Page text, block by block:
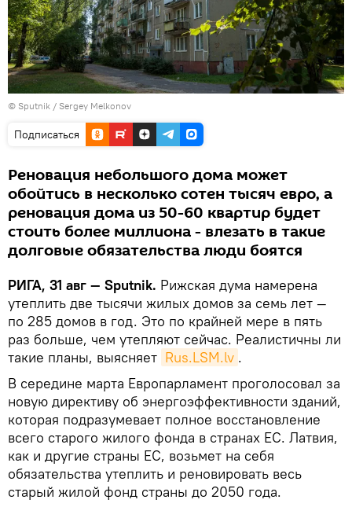
© Sputnik / Sergey Melkonov
Подписаться
Реновация небольшого дома может
обойтись в несколько сотен тысяч евро, а
реновация дома из 50-60 квартир будет
стоить более миллиона - влезать в такие
долговые обязательства люди боятся
РИГА, 31 авг — Sputnik. Рижская дума намерена
утеплить две тысячи жилых домов за семь лет —
по 285 домов в год. Это по крайней мере в пять
раз больше, чем утепляют сейчас. Реалистичны ли
такие планы, выясняет Rus.LSM.lv .
В середине марта Европарламент проголосовал за
новую директиву об энергоэффективности зданий,
которая подразумевает полное восстановление
всего старого жилого фонда в странах ЕС. Латвия,
как и другие страны ЕС, возьмет на себя
обязательства утеплить и реновировать весь
старый жилой фонд страны до 2050 года.